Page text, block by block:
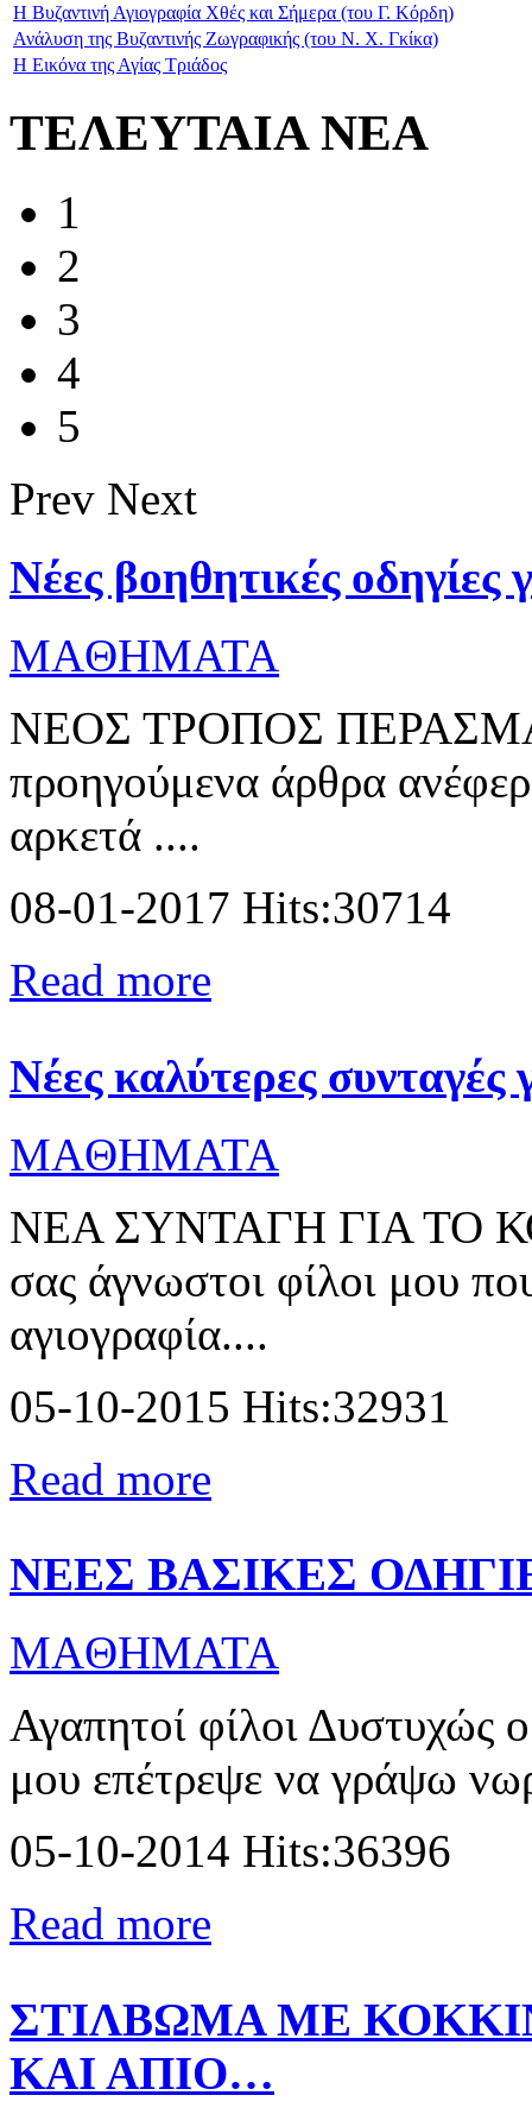
Η Βυζαντινή Αγιογραφία Χθές και Σήμερα (του Γ. Κόρδη)
Ανάλυση της Βυζαντινής Ζωγραφικής (του Ν. Χ. Γκίκα)
Η Εικόνα της Αγίας Τριάδος
ΤΕΛΕΥΤΑΙΑ ΝΕΑ
1
2
3
4
5
Prev Next
Νέες βοηθητικές
MAΘΗΜΑΤΑ
ΝΕΟΣ ΤΡΟΠΟΣ
προηγούμενα άρθρα
αρκετά ....
08-01-2017 Hits:30714
Read more
Νέες καλύτερες συνταγές
MAΘΗΜΑΤΑ
ΝΕΑ ΣΥΝΤΑΓΗ ΓΙΑ ΤΟ
σας άγνωστοι φίλοι μου
αγιογραφία....
05-10-2015 Hits:32931
Read more
ΝΕΕΣ ΒΑΣΙΚΕΣ
MAΘΗΜΑΤΑ
Αγαπητοί φίλοι Δυστυχώς
μου επέτρεψε να γράψω
05-10-2014 Hits:36396
Read more
ΣΤΙΛΒΩΜΑ ΜΕ
ΚΑΙ ΑΠΙΟ…